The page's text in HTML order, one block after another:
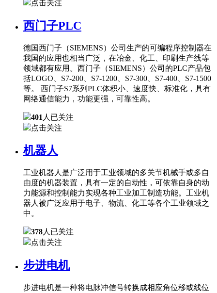
点击关注
西门子PLC
德国西门子（SIEMENS）公司生产的可编程序控制器在
我国的应用也相当广泛，在冶金、化工、印刷生产线等
领域都有应用。西门子（SIEMENS）公司的PLC产品包
括LOGO、S7-200、S7-1200、S7-300、S7-400、S7-1500
等。 西门子S7系列PLC体积小、速度快、标准化，具有
网络通信能力，功能更强，可靠性高。
401 人已关注
点击关注
机器人
工业机器人是广泛用于工业领域的多关节机械手或多自
由度的机器装置，具有一定的自动性，可依靠自身的动
力能源和控制能力实现各种工业加工制造功能。工业机
器人被广泛应用于电子、物流、化工等各个工业领域之
中。
378人已关注
点击关注
步进电机
步进电机是一种将电脉冲信号转换成相应角位移或线位